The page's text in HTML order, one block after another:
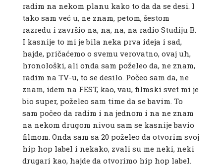
radim na nekom planu kako to da da se desi. I
tako sam već u, ne znam, petom, šestom
razredu i završio na, na, na, na radio Studiju B.
I kasnije to mi je bila neka prva ideja i sad,
hajde, pričaćemo o svemu verovatno, ovaj uh,
hronološki, ali onda sam poželeo da, ne znam,
radim na TV-u, to se desilo. Počeo sam da, ne
znam, idem na FEST, kao, vau, filmski svet mi je
bio super, poželeo sam time da se bavim. To
sam počeo da radim i na jednom i na ne znam
na nekom drugom nivou sam se kasnije bavio
filmom. Onda sam sa 20 poželeo da otvorim svoj
hip hop label i nekako, zvali su me neki, neki
drugari kao, hajde da otvorimo hip hop label.